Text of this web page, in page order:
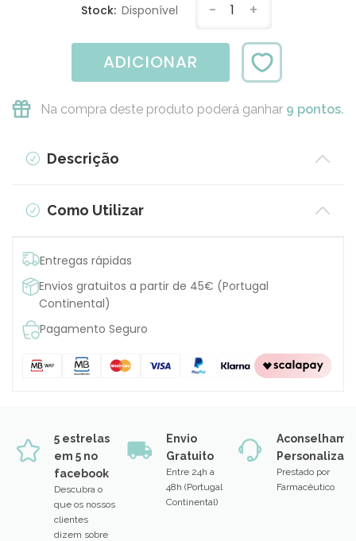
Stock: Disponível - 1 +
ADICIONAR
Na compra deste produto poderá ganhar 9 pontos.
Descrição
Como Utilizar
Entregas rápidas
Envios gratuitos a partir de 45€ (Portugal
Continental)
Pagamento Seguro
5 estrelas
em 5 no
facebook
Descubra o
que os nossos
clientes
dizem sobre
Envio
Gratuito
Entre 24h a
48h (Portugal
Continental)
Prestado por
Farmacêutico